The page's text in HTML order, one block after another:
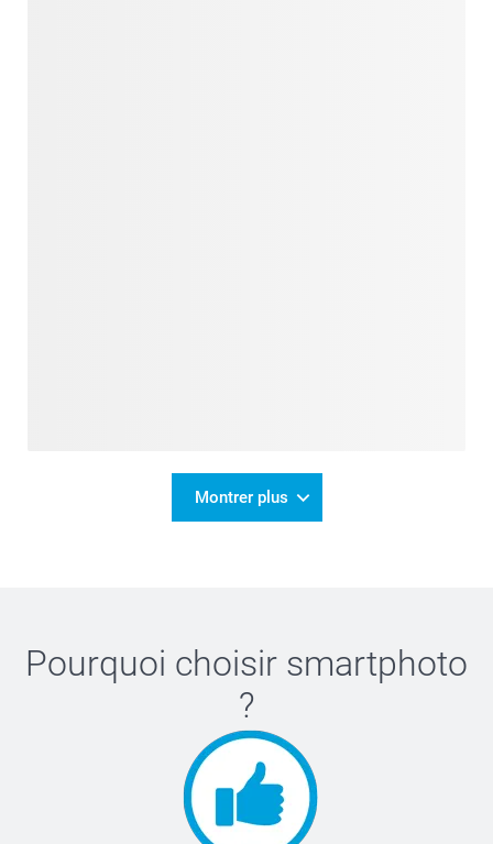
Montrer plus
Pourquoi choisir smartphoto
?